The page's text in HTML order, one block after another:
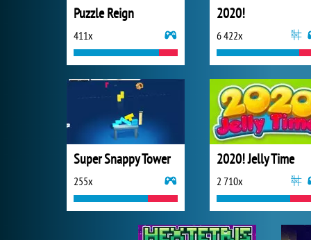
Puzzle Reign
411x
2020!
6 422x
Super Snappy Tower
255x
2020! Jelly Time
2 710x